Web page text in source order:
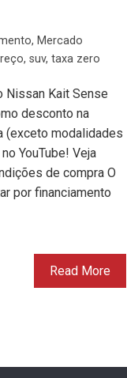
, Mercado
, suv, taxa zero
Nissan Kait Sense
desconto na
(exceto modalidades
YouTube! Veja
de compra O
por financiamento
Read More